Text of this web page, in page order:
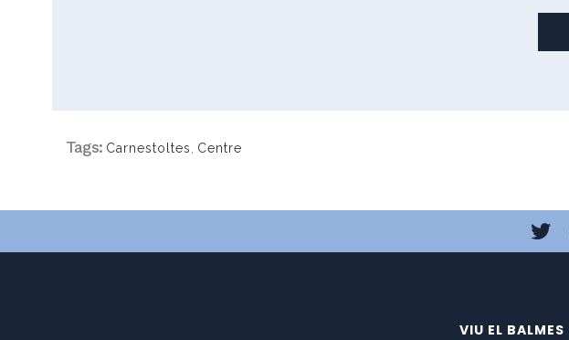
Tags: Carnestoltes Centre
VIU EL BALMES